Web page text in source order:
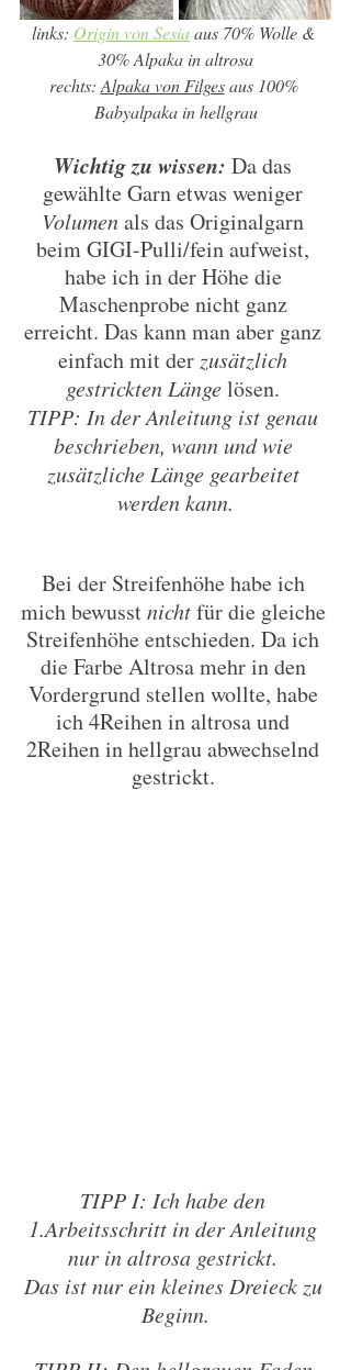
links: Origin von Sesia aus 70% Wolle &
30% Alpaka in altrosa
rechts: Alpaka von Filges aus 100%
Babyalpaka in hellgrau
Wichtig zu wissen: Da das
gewählte Garn etwas weniger
Volumen als das Originalgarn
beim GIGI-Pulli/fein aufweist,
habe ich in der Höhe die
Maschenprobe nicht ganz
erreicht. Das kann man aber ganz
einfach mit der zusätzlich
gestrickten Länge lösen.
TIPP: In der Anleitung ist genau
beschrieben, wann und wie
zusätzliche Länge gearbeitet
werden kann.
Bei der Streifenhöhe habe ich
mich bewusst nicht für die gleiche
Streifenhöhe entschieden. Da ich
die Farbe Altrosa mehr in den
Vordergrund stellen wollte, habe
ich 4Reihen in altrosa und
2Reihen in hellgrau abwechselnd
gestrickt.
TIPP I: Ich habe den
1.Arbeitsschritt in der Anleitung
nur in altrosa gestrickt.
Das ist nur ein kleines Dreieck zu
Beginn.